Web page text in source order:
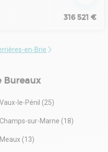
316 521 €
en-Brie
Bureaux
Vaux-le-Pénil (25)
Champs-sur-Marne (18)
Meaux (13)